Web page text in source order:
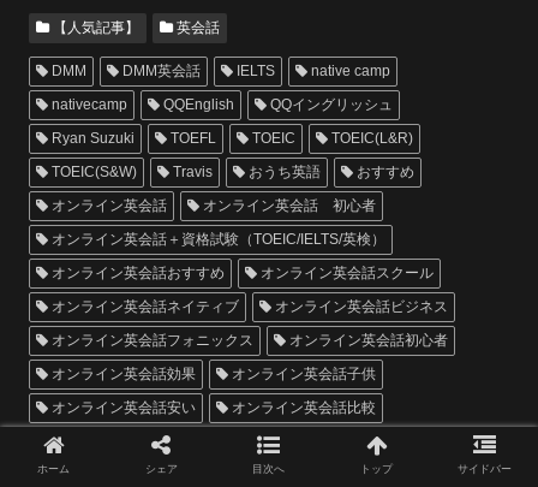
【人気記事】 英会話
DMM DMM英会話 IELTS
native camp
nativecamp
QQEnglish
QQイングリッシュ
Ryan Suzuki
TOEFL TOEIC
TOEIC(L&R)
TOEIC(S&W)
Travis おうち英語
おすすめ
オンライン英会話
オンライン英会話 初心者
オンライン英会話＋資格試験（TOEIC/IELTS/英検）
オンライン英会話おすすめ
オンライン英会話スクール
オンライン英会話ネイティブ
オンライン英会話ビジネス
オンライン英会話フォニックス
オンライン英会話初心者
オンライン英会話効果
オンライン英会話子供
オンライン英会話安い
オンライン英会話比較
カランメソッド
こども 習い事
こども 英会話
ネイティブ
ネイティブキャンプ ビジネス
ホーム シェア 目次へ トップ サイドバー